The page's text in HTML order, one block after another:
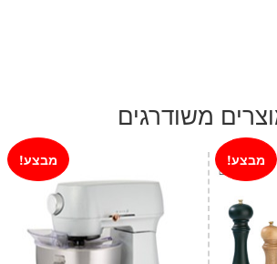
₪279.
משודרגים
מבצע! מבצע!